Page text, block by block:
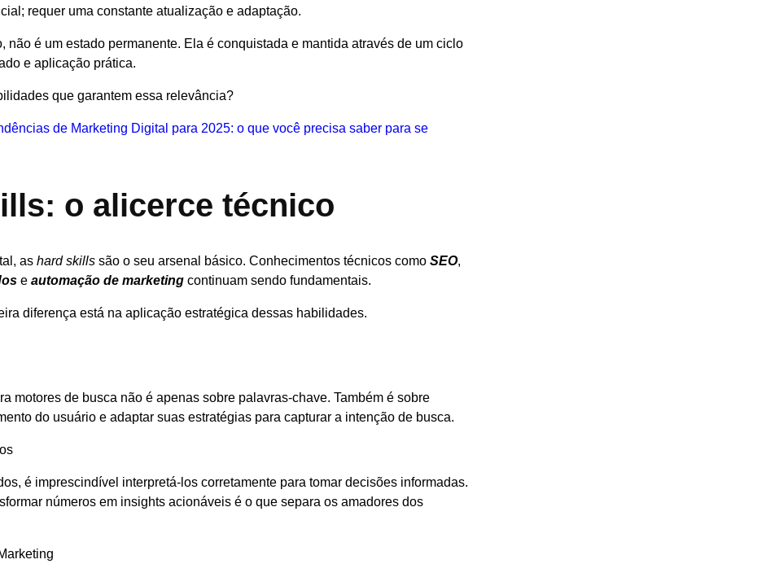
requer uma constante atualização e adaptação.
não é um estado permanente. Ela é conquistada e mantida através de um ciclo
e aplicação prática.
que garantem essa relevância?
de Marketing Digital para 2025: o que você precisa saber para se
o alicerce técnico
ashard skillssão o seu arsenal básico. Conhecimentos técnicos como SEO,
e automação de marketingcontinuam sendo fundamentais.
diferença está na aplicação estratégica dessas habilidades.
motores de busca não é apenas sobre palavras-chave. Também é sobre
do usuário e adaptar suas estratégias para capturar a intenção de busca.
é imprescindível interpretá-los corretamente para tomar decisões informadas.
números em insights acionáveis é o que separa os amadores dos